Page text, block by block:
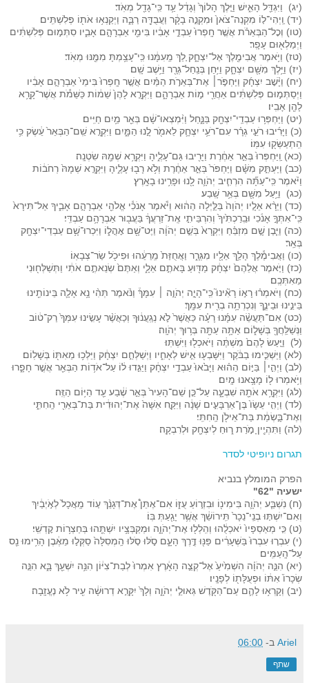
(יג) וַיִּגְדַּ֖ל הָאִ֑ישׁ וַיֵּ֤לֶךְ הָלוֹךְ֙ וְגָדֵ֔ל עַ֥ד כִּֽי־גָדַ֖ל מְאֹֽד׃
(יד) וַֽיְהִי־ל֤וֹ מִקְנֵה־צֹאן֙ וּמִקְנֵ֣ה בָקָ֔ר וַעֲבֻדָּ֖ה רַבָּ֑ה וַיְקַנְא֥וּ אֹת֖וֹ פְּלִשְׁתִּֽים׃
(טו) וְכׇל־הַבְּאֵרֹ֗ת אֲשֶׁ֤ר חָֽפְרוּ֙ עַבְדֵ֣י אָבִ֔יו בִּימֵ֖י אַבְרָהָ֣ם אָבִ֑יו סִתְּמ֣וּם פְּלִשְׁתִּ֔ים
וַיְמַלְא֖וּם עָפָֽר׃
(טז) וַיֹּ֥אמֶר אֲבִימֶ֖לֶךְ אֶל־יִצְחָ֑ק לֵ֚ךְ מֵֽעִמָּ֔נוּ כִּֽי־עָצַ֥מְתָּ מִמֶּ֖נּוּ מְאֹֽד׃
(יז) וַיֵּ֥לֶךְ מִשָּׁ֖ם יִצְחָ֑ק וַיִּ֥חַן בְּנַֽחַל־גְּרָ֖ר וַיֵּ֥שֶׁב שָֽׁם׃
(יח) וַיָּ֨שׇׁב יִצְחָ֜ק וַיַּחְפֹּ֣ר׀ אֶת־בְּאֵרֹ֣ת הַמַּ֗יִם אֲשֶׁ֤ר חָֽפְרוּ֙ בִּימֵי֙ אַבְרָהָ֣ם אָבִ֔יו
וַיְסַתְּמ֣וּם פְּלִשְׁתִּ֔ים אַחֲרֵ֖י מ֣וֹת אַבְרָהָ֑ם וַיִּקְרָ֤א לָהֶן֙ שֵׁמ֔וֹת כַּשֵּׁמֹ֕ת אֲשֶׁר־קָרָ֥א
לָהֶ֖ן אָבִֽיו׃
(יט) וַיַּחְפְּר֥וּ עַבְדֵֽי־יִצְחָ֖ק בַּנָּ֑חַל וַיִּ֨מְצְאוּ־שָׁ֔ם בְּאֵ֖ר מַ֥יִם חַיִּֽים׃
(כ) וַיָּרִ֜יבוּ רֹעֵ֣י גְרָ֗ר עִם־רֹעֵ֥י יִצְחָ֛ק לֵאמֹ֖ר לָ֣נוּ הַמָּ֑יִם וַיִּקְרָ֤א שֵֽׁם־הַבְּאֵר֙ עֵ֔שֶׂק כִּ֥י
הִֽתְעַשְּׂק֖וּ עִמּֽוֹ׃
(כא) וַֽיַּחְפְּרוּ֙ בְּאֵ֣ר אַחֶ֔רֶת וַיָּרִ֖יבוּ גַּם־עָלֶ֑יהָ וַיִּקְרָ֥א שְׁמָ֖הּ שִׂטְנָֽה׃
(כב) וַיַּעְתֵּ֣ק מִשָּׁ֗ם וַיַּחְפֹּר֙ בְּאֵ֣ר אַחֶ֔רֶת וְלֹ֥א רָב֖וּ עָלֶ֑יהָ וַיִּקְרָ֤א שְׁמָהּ֙ רְחֹב֔וֹת
וַיֹּ֗אמֶר כִּֽי־עַתָּ֞ה הִרְחִ֧יב יְהֹוָ֛ה לָ֖נוּ וּפָרִ֥ינוּ בָאָֽרֶץ׃
(כג) וַיַּ֥עַל מִשָּׁ֖ם בְּאֵ֥ר שָֽׁבַע׃
(כד) וַיֵּרָ֨א אֵלָ֤יו יְהֹוָה֙ בַּלַּ֣יְלָה הַה֔וּא וַיֹּ֕אמֶר אָנֹכִ֕י אֱלֹהֵ֖י אַבְרָהָ֣ם אָבִ֑יךָ אַל־תִּירָא֙
כִּֽי־אִתְּךָ֣ אָנֹ֔כִי וּבֵֽרַכְתִּ֙יךָ֙ וְהִרְבֵּיתִ֣י אֶֽת־זַרְעֲךָ֔ בַּעֲב֖וּר אַבְרָהָ֥ם עַבְדִּֽי׃
(כה) וַיִּ֧בֶן שָׁ֣ם מִזְבֵּ֗חַ וַיִּקְרָא֙ בְּשֵׁ֣ם יְהֹוָ֔ה וַיֶּט־שָׁ֖ם אׇהֳל֑וֹ וַיִּכְרוּ־שָׁ֥ם עַבְדֵי־יִצְחָ֖ק
בְּאֵֽר׃
(כו) וַאֲבִימֶ֕לֶךְ הָלַ֥ךְ אֵלָ֖יו מִגְּרָ֑ר וַאֲחֻזַּת֙ מֵֽרֵעֵ֔הוּ וּפִיכֹ֖ל שַׂר־צְבָאֽוֹ׃
(כז) וַיֹּ֤אמֶר אֲלֵהֶם֙ יִצְחָ֔ק מַדּ֖וּעַ בָּאתֶ֣ם אֵלָ֑י וְאַתֶּם֙ שְׂנֵאתֶ֣ם אֹתִ֔י וַתְּשַׁלְּח֖וּנִי
מֵאִתְּכֶֽם׃
(כח) וַיֹּאמְר֗וּ רָא֣וֹ רָאִ֘ינוּ֮ כִּֽי־הָיָ֣ה יְהֹוָ֣ה ׀ עִמָּךְ֒ וַנֹּ֗אמֶר תְּהִ֨י נָ֥א אָלָ֛ה בֵּינוֹתֵ֖ינוּ
בֵּינֵ֣ינוּ וּבֵינֶ֑ךָ וְנִכְרְתָ֥ה בְרִ֖ית עִמָּֽךְ׃
(כט) אִם־תַּעֲשֵׂ֨ה עִמָּ֜נוּ רָעָ֗ה כַּאֲשֶׁר֙ לֹ֣א נְגַֽעֲנ֔וּךָ וְכַאֲשֶׁ֨ר עָשִׂ֤ינוּ עִמְּךָ֙ רַק־ט֔וֹב
וַנְּשַׁלֵּֽחֲךָ֖ בְּשָׁל֑וֹם אַתָּ֥ה עַתָּ֖ה בְּר֥וּךְ יְהֹוָֽה׃
(ל) וַיַּ֤עַשׂ לָהֶם֙ מִשְׁתֶּ֔ה וַיֹּאכְל֖וּ וַיִּשְׁתּֽוּ׃
(לא) וַיַּשְׁכִּ֣ימוּ בַבֹּ֔קֶר וַיִּשָּׁבְע֖וּ אִ֣ישׁ לְאָחִ֑יו וַיְשַׁלְּחֵ֣ם יִצְחָ֔ק וַיֵּלְכ֥וּ מֵאִתּ֖וֹ בְּשָׁלֽוֹם׃
(לב) וַיְהִ֣י׀ בַּיּ֣וֹם הַה֗וּא וַיָּבֹ֙אוּ֙ עַבְדֵ֣י יִצְחָ֔ק וַיַּגִּ֣דוּ ל֔וֹ עַל־אֹד֥וֹת הַבְּאֵ֖ר אֲשֶׁ֣ר חָפָ֑רוּ
וַיֹּ֥אמְרוּ ל֖וֹ מָצָ֥אנוּ מָֽיִם׃
(לג) וַיִּקְרָ֥א אֹתָ֖הּ שִׁבְעָ֑ה עַל־כֵּ֤ן שֵׁם־הָעִיר֙ בְּאֵ֣ר שֶׁ֔בַע עַ֖ד הַיּ֥וֹם הַזֶּֽה׃
(לד) וַיְהִ֤י עֵשָׂו֙ בֶּן־אַרְבָּעִ֣ים שָׁנָ֔ה וַיִּקַּ֤ח אִשָּׁה֙ אֶת־יְהוּדִ֔ית בַּת־בְּאֵרִ֖י הַֽחִתִּ֑י
וְאֶת־בָּ֣שְׂמַ֔ת בַּת־אֵילֹ֖ן הַֽחִתִּֽי׃
(לה) וַתִּהְיֶ֖יןָ מֹ֣רַת ר֑וּחַ לְיִצְחָ֖ק וּלְרִבְקָֽה׃
תגרום ניופיטי לסדר
הפרק המומלץ בנביא
ישעיה "62"
(ח) נִשְׁבַּ֧ע יְהֹוָ֛ה בִּימִינ֖וֹ וּבִזְר֣וֹעַ עֻזּ֑וֹ אִם־אֶתֵּן֩ אֶת־דְּגָנֵ֨ךְ ע֤וֹד מַֽאֲכָל֙ לְאֹ֣יְבַ֔יִךְ
וְאִם־יִשְׁתּ֤וּ בְנֵֽי־נֵכָר֙ תִּֽירוֹשֵׁ֔ךְ אֲשֶׁ֥ר יָגַ֖עַתְּ בּֽוֹ׃
(ט) כִּ֤י מְאַסְפָיו֙ יֹאכְלֻ֔הוּ וְהִֽלְל֖וּ אֶת־יְהֹוָ֑ה וּמְקַבְּצָ֥יו יִשְׁתֻּ֖הוּ בְּחַצְר֥וֹת קׇדְשִֽׁי׃
(י) עִבְר֤וּ עִבְרוּ֙ בַּשְּׁעָרִ֔ים פַּנּ֖וּ דֶּ֣רֶךְ הָעָ֑ם סֹ֣לּוּ סֹ֤לּוּ הַֽמְסִלָּה֙ סַקְּל֣וּ מֵאֶ֔בֶן הָרִ֥ימוּ נֵ֖ס
עַל־הָֽעַמִּֽים׃
(יא) הִנֵּ֣ה יְהֹוָ֗ה הִשְׁמִ֙יעַ֙ אֶל־קְצֵ֣ה הָאָ֔רֶץ אִמְרוּ֙ לְבַת־צִיּ֔וֹן הִנֵּ֥ה יִשְׁעֵ֖ךְ בָּ֑א הִנֵּ֤ה
שְׂכָרוֹ֙ אִתּ֔וֹ וּפְעֻלָּת֖וֹ לְפָנָֽיו׃
(יב) וְקָרְא֥וּ לָהֶ֛ם עַם־הַקֹּ֖דֶשׁ גְּאוּלֵ֣י יְהֹוָ֑ה וְלָךְ֙ יִקָּרֵ֣א דְרוּשָׁ֔ה עִ֖יר לֹ֥א נֶעֱזָֽבָה׃
Ariel ב- 06:00
שתף